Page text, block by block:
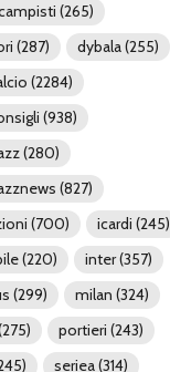
(265)
(287) dybala(255)
(2284)
(938)
(280)
(827)
(700) icardi (245)
(220) inter(357)
(299) milan (324)
portieri (243)
seriea(314)